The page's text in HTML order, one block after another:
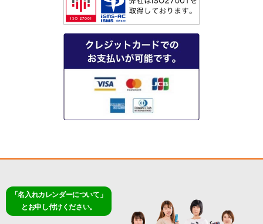
「名入れカレンダーについて」
とお申し付けください。